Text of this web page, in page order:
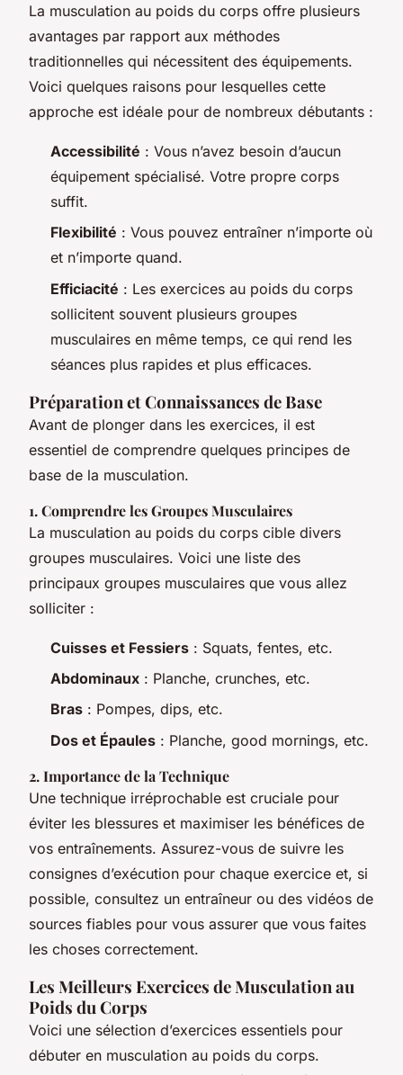
La musculation au poids du corps offre plusieurs
avantages par rapport aux méthodes
traditionnelles qui nécessitent des équipements.
Voici quelques raisons pour lesquelles cette
approche est idéale pour de nombreux débutants :
Accessibilité : Vous n’avez besoin d’aucun
équipement spécialisé. Votre propre corps
suffit.
Flexibilité : Vous pouvez entraîner n’importe où
et n’importe quand.
Efficiacité : Les exercices au poids du corps
sollicitent souvent plusieurs groupes
musculaires en même temps, ce qui rend les
séances plus rapides et plus efficaces.
Préparation et Connaissances de Base
Avant de plonger dans les exercices, il est
essentiel de comprendre quelques principes de
base de la musculation.
1. Comprendre les Groupes Musculaires
La musculation au poids du corps cible divers
groupes musculaires. Voici une liste des
principaux groupes musculaires que vous allez
solliciter :
Cuisses et Fessiers : Squats, fentes, etc.
Abdominaux : Planche, crunches, etc.
Bras : Pompes, dips, etc.
Dos et Épaules : Planche, good mornings, etc.
2. Importance de la Technique
Une technique irréprochable est cruciale pour
éviter les blessures et maximiser les bénéfices de
vos entraînements. Assurez-vous de suivre les
consignes d’exécution pour chaque exercice et, si
possible, consultez un entraîneur ou des vidéos de
sources fiables pour vous assurer que vous faites
les choses correctement.
Les Meilleurs Exercices de Musculation au
Poids du Corps
Voici une sélection d’exercices essentiels pour
débuter en musculation au poids du corps.